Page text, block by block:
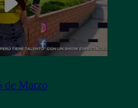
de Marzo